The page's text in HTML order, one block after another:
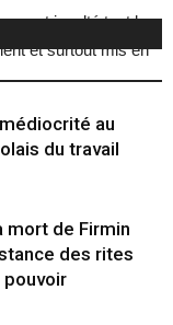
ont insulté tout le
et surtout mis en
au
du travail
mort de Firmin
des rites
pouvoir